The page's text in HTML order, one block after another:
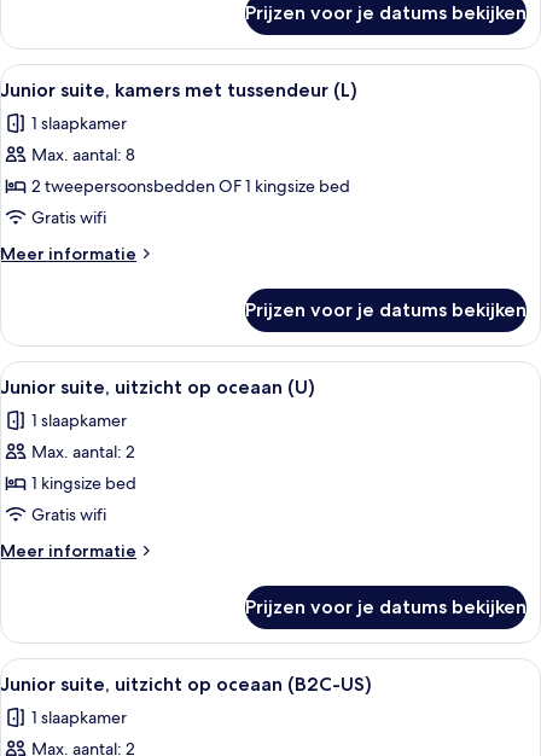
US)
laden
suite,
slaapkamers
US)
Prijzen voor je datums bekijken
Alle
foto's
voor
Junior
suite,
kamers
met
tussendeur
laden
Een hotelkamer met een groot bed,
4
Junior suite, kamers met tussendeur (L)
1 slaapkamer
Max. aantal: 8
2 tweepersoonsbedden OF 1 kingsize bed
Gratis wifi
Meer informatie
Meer
suite,
kamers
met
(L)
Prijzen voor je datums bekijken
Alle
foto's
voor
Junior
suite,
uitzicht
op
oceaan
laden
Een hotelkamer met een groot bed,
4
Junior suite, uitzicht op oceaan (U)
1 slaapkamer
Max. aantal: 2
1 kingsize bed
Gratis wifi
Meer informatie
Meer
suite,
uitzicht
op
(U)
Prijzen voor je datums bekijken
Alle
foto's
voor
Een hotelkamer met een groot bed,
4
Junior suite, uitzicht op oceaan (B2C-US)
1 slaapkamer
Max. aantal: 2